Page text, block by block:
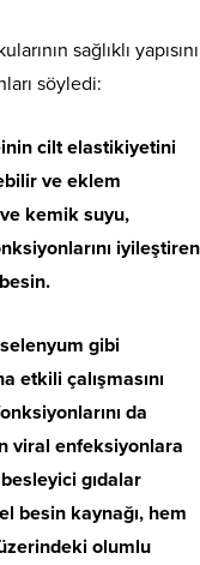
sağlıklı yapısını
söyledi:
cilt elastikiyetini
ve eklem
ve kemik suyu,
iyileştiren
gibi
etkili çalışmasını
da
viral enfeksiyonlara
gıdalar
besin kaynağı, hem
olumlu